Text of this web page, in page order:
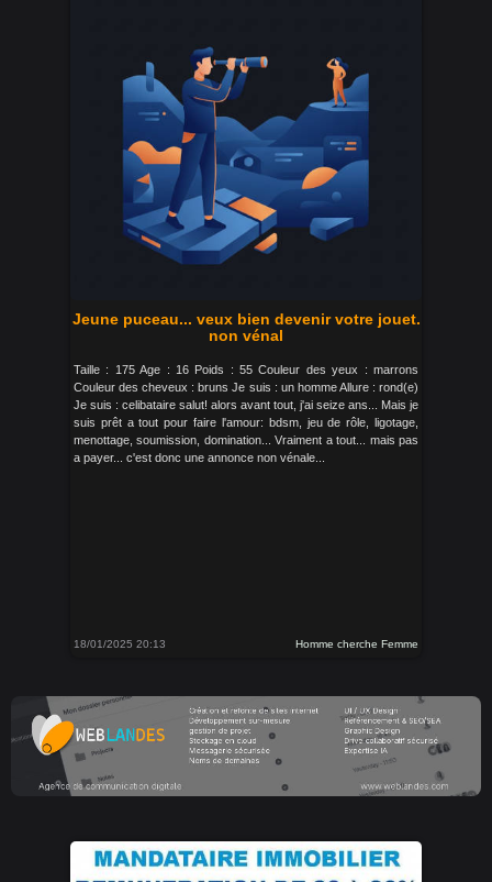
Jeune puceau... veux bien devenir votre jouet.
non vénal
Taille : 175 Age : 16 Poids : 55 Couleur des yeux : marrons
Couleur des cheveux : bruns Je suis : un homme Allure : rond(e)
Je suis : celibataire salut! alors avant tout, j'ai seize ans... Mais je
suis prêt a tout pour faire l'amour: bdsm, jeu de rôle, ligotage,
menottage, soumission, domination... Vraiment a tout... mais pas
a payer... c'est donc une annonce non vénale...
18/01/2025 20:13 Homme cherche Femme